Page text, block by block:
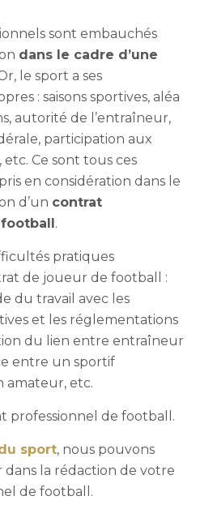
sont embauchés
dans le cadre d’une
le sport a ses
: saisons sportives, aléa
autorité de l’entraîneur,
participation aux
Ce sont tous ces
en considération dans le
d’un contrat
.
pratiques
de joueur de football :
du travail avec les
et les réglementations
du lien entre entraîneur
entre un sportif
amateur, etc.
professionnel de football.
sport, nous pouvons
dans la rédaction de votre
de football.